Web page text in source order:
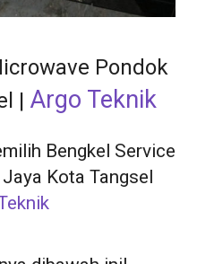
Pondok
| Argo Teknik
Bengkel Service
Kota Tangsel